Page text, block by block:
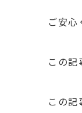
ご安心
この
この